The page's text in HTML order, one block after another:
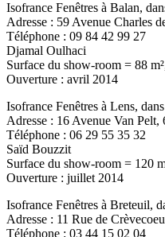
Isofrance Fenêtres à Balan,
Adresse : 59 Avenue Charles
Téléphone : 09 84 42 99 27
Djamal Oulhaci
Surface du show-room = 88
Ouverture : avril 2014
Isofrance Fenêtres à Lens,
Adresse : 16 Avenue Van Pelt,
Téléphone : 06 29 55 35 32
Saïd Bouzzit
Surface du show-room = 120
Ouverture : juillet 2014
Isofrance Fenêtres à Breteuil,
Adresse : 11 Rue de
Téléphone : 03 44 15 02 04